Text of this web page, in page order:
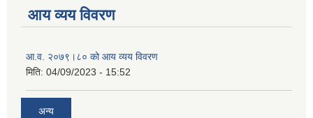
आय व्यय विवरण
आ.व. २०७९।८० को आय व्यय विवरण
मिति: 04/09/2023 - 15:52
अन्य